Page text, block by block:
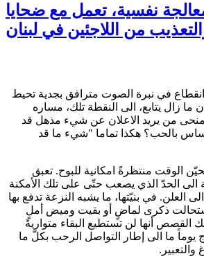
نفسية، تعمل مع ضحايا
في نبرة الصوت مترافق بجدية تحيط
زال يتابع، الى النقطة تلك، مساره
منحى من يريد الاعلان عن شيء مذهل قد
بالحب؟ هكذا تماما "شيء ما قد
الوقت منتظرةً امكانية للبوح. تعبق
الى الحدّ الذي يصعب حتّى على تلك الأمكنة
العلن. في بنيّتها، ما يشبه النزعة تدفع بها
ذكرى لماضٍ أو بقيت وميض أملٍ
القصص أنها لن تستطيع البقاء متواريةً
يوماً ما الى إطار التواصل الرحب بكلّ ما
والتعبير.